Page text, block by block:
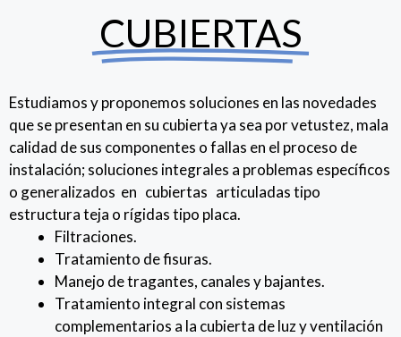
CUBIERTAS
Estudiamos y proponemos soluciones en las novedades
que se presentan en su cubierta ya sea por vetustez, mala
calidad de sus componentes o fallas en el proceso de
instalación; soluciones integrales a problemas específicos
o generalizados en cubiertas articuladastipo
estructura teja o rígidas tipo placa.
Filtraciones.
Tratamiento de fisuras.
Manejo de tragantes, canales y bajantes.
Tratamiento integral con sistemas
complementarios a la cubierta de luz y ventilación